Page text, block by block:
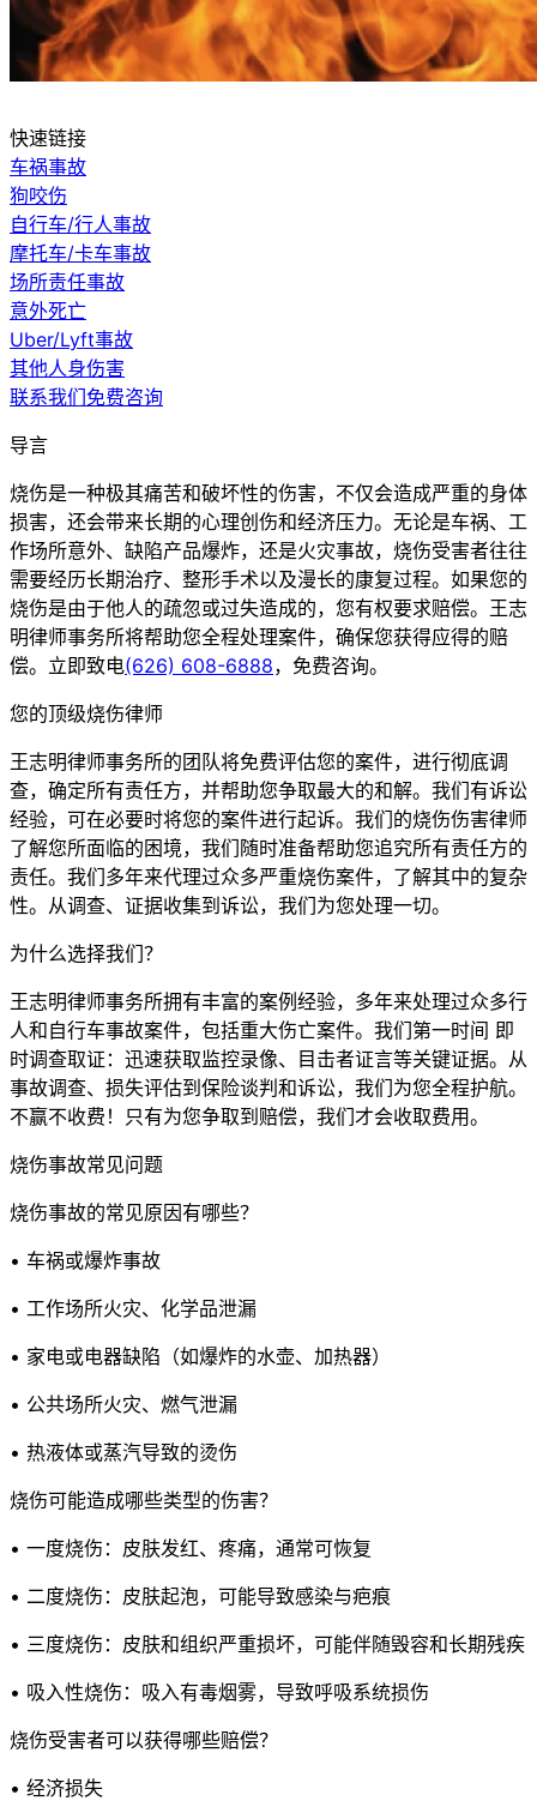
快速链接
车祸事故
狗咬伤
自行车/行人事故
摩托车/卡车事故
场所责任事故
意外死亡
Uber/Lyft事故
其他人身伤害
联系我们免费咨询
导言
烧伤是一种极其痛苦和破坏性的伤害，不仅会造成严重的身体
损害，还会带来长期的心理创伤和经济压力。无论是车祸、工
作场所意外、缺陷产品爆炸，还是火灾事故，烧伤受害者往往
需要经历长期治疗、整形手术以及漫长的康复过程。如果您的
烧伤是由于他人的疏忽或过失造成的，您有权要求赔偿。王志
明律师事务所将帮助您全程处理案件，确保您获得应得的赔
偿。立即致电(626) 608-6888，免费咨询。
您的顶级烧伤律师
王志明律师事务所的团队将免费评估您的案件，进行彻底调
查，确定所有责任方，并帮助您争取最大的和解。我们有诉讼
经验，可在必要时将您的案件进行起诉。我们的烧伤伤害律师
了解您所面临的困境，我们随时准备帮助您追究所有责任方的
责任。我们多年来代理过众多严重烧伤案件，了解其中的复杂
性。从调查、证据收集到诉讼，我们为您处理一切。
为什么选择我们？
王志明律师事务所拥有丰富的案例经验，多年来处理过众多行
人和自行车事故案件，包括重大伤亡案件。我们第一时间 即
时调查取证：迅速获取监控录像、目击者证言等关键证据。从
事故调查、损失评估到保险谈判和诉讼，我们为您全程护航。
不赢不收费！只有为您争取到赔偿，我们才会收取费用。
烧伤事故常见问题
烧伤事故的常见原因有哪些？
• 车祸或爆炸事故
• 工作场所火灾、化学品泄漏
• 家电或电器缺陷（如爆炸的水壶、加热器）
• 公共场所火灾、燃气泄漏
• 热液体或蒸汽导致的烫伤
烧伤可能造成哪些类型的伤害？
• 一度烧伤：皮肤发红、疼痛，通常可恢复
• 二度烧伤：皮肤起泡，可能导致感染与疤痕
• 三度烧伤：皮肤和组织严重损坏，可能伴随毁容和长期残疾
• 吸入性烧伤：吸入有毒烟雾，导致呼吸系统损伤
烧伤受害者可以获得哪些赔偿？
• 经济损失